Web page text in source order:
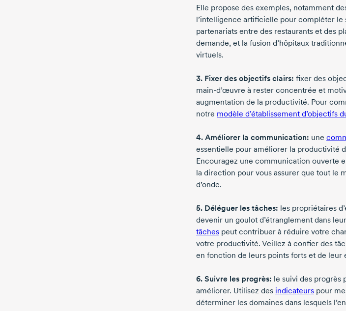
Elle propose des exemples, notamment
l’intelligence artificielle pour compléter le
partenariats entre des restaurants et des
demande, et la fusion d’hôpitaux
virtuels.
3. Fixer des objectifs clairs: fixer des
main-d’œuvre à rester concentrée et
augmentation de la productivité. Pour
notre modèle d’établissement d’objectifs
4. Améliorer la communication: une
essentielle pour améliorer la productivité
Encouragez une communication ouverte
la direction pour vous assurer que tout le
d’onde.
5. Déléguer les tâches: les propriétaires
devenir un goulot d’étranglement dans
tâches peut contribuer à réduire votre
votre productivité. Veillez à confier des
en fonction de leurs points forts et de leur
6. Suivre les progrès: le suivi des progrès
améliorer. Utilisez des indicateurs pour
déterminer les domaines dans lesquels